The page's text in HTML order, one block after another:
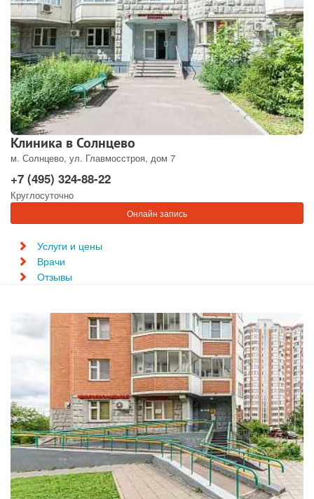
Клиника в Солнцево
м. Солнцево, ул. Главмосстроя, дом 7
+7 (495) 324-88-22
Круглосуточно
Онлайн запись
Услуги и цены
Врачи
Отзывы